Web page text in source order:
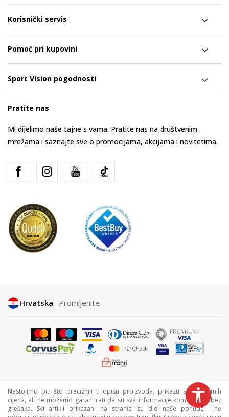
Korisnički servis
Pomoć pri kupovini
Sport Vision pogodnosti
Pratite nas
Mi dijelimo naše tajne s vama. Pratite nas na društvenim
mrežama i saznajte sve o promocijama, akcijama i novitetima.
Hrvatska Promijenite
Nastojimo biti što precizniji u opisu proizvoda, prikazu slika i samih
cijena, ali ne možemo garantirati da su sve informacije kompletne i bez
grešaka. Svi artikli prikazani na stranici su dio naše ponude i ne